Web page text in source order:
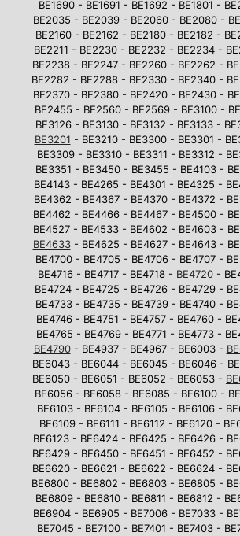
BE1690 - BE1691 - BE1692 - BE1801 -
BE2035 - BE2039 - BE2060 - BE2080 -
BE2160 - BE2162 - BE2180 - BE2182 -
BE2211 - BE2230 - BE2232 - BE2234 -
BE2238 - BE2247 - BE2260 - BE2262 -
BE2282 - BE2288 - BE2330 - BE2340 -
BE2370 - BE2380 - BE2420 - BE2430 -
BE2455 - BE2560 - BE2569 - BE3100 -
BE3126 - BE3130 - BE3132 - BE3133 -
BE3201 - BE3210 - BE3300 - BE3301 -
BE3309 - BE3310 - BE3311 - BE3312 -
BE3351 - BE3450 - BE3455 - BE4103 -
BE4143 - BE4265 - BE4301 - BE4325 -
BE4362 - BE4367 - BE4370 - BE4372 -
BE4462 - BE4466 - BE4467 - BE4500 -
BE4527 - BE4533 - BE4602 - BE4603 -
BE4633- BE4625 - BE4627 - BE4643 -
BE4700 - BE4705 - BE4706 - BE4707 -
BE4716 - BE4717 - BE4718 - BE4720-
BE4724 - BE4725 - BE4726 - BE4729 -
BE4733 - BE4735 - BE4739 - BE4740 -
BE4746 - BE4751 - BE4757 - BE4760 -
BE4765 - BE4769 - BE4771 - BE4773 -
BE4790- BE4937 - BE4967 - BE6003 -
BE6043 - BE6044 - BE6045 - BE6046 -
BE6050 - BE6051 - BE6052 - BE6053 -
BE6056 - BE6058 - BE6085 - BE6100 -
BE6103 - BE6104 - BE6105 - BE6106 -
BE6109 - BE6111 - BE6112 - BE6120 -
BE6123 - BE6424 - BE6425 - BE6426 -
BE6429 - BE6450 - BE6451 - BE6452 -
BE6620 - BE6621 - BE6622 - BE6624 -
BE6800 - BE6802 - BE6803 - BE6805 -
BE6809 - BE6810 - BE6811 - BE6812 -
BE6904 - BE6905 - BE7006 - BE7033 -
BE7045 - BE7100 - BE7401 - BE7403 -